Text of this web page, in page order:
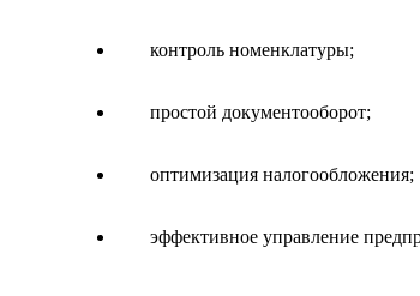
контроль номенклатуры;
простой документооборот;
оптимизация налогообложения;
эффективное управление